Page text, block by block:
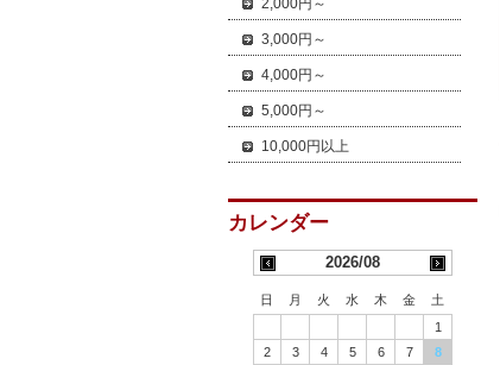
2,000円～
3,000円～
4,000円～
5,000円～
10,000円以上
カレンダー
2026/08
日 月 火 水 木 金
土
1
2
3 4 5 6 7
8